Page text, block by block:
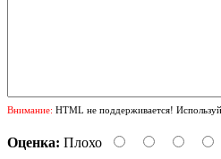
Внимание: HTML не поддерживается!
Оценка: Плохо